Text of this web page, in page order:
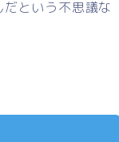
という不思議な